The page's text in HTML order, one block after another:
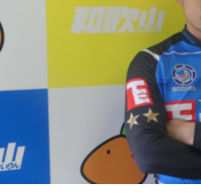
選手ランキング
記者紹介